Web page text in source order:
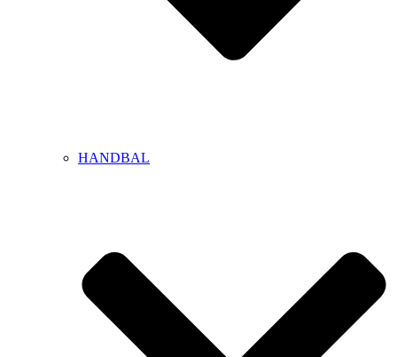
HANDBAL